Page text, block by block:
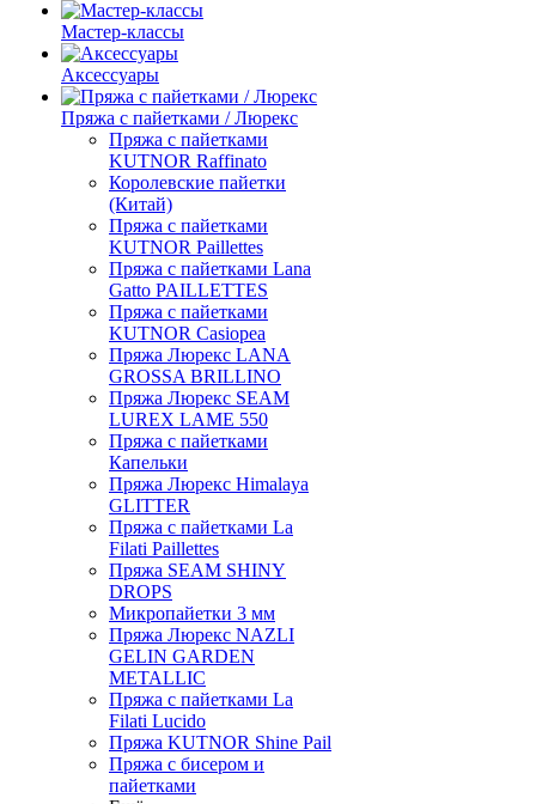
Мастер-классы
Аксессуары
Пряжа с пайетками / Люрекс
Пряжа с пайетками
KUTNOR Raffinato
Королевские пайетки
(Китай)
Пряжа с пайетками
KUTNOR Paillettes
Пряжа с пайетками Lana
Gatto PAILLETTES
Пряжа с пайетками
KUTNOR Casiopea
Пряжа Люрекс LANA
GROSSA BRILLINO
Пряжа Люрекс SEAM
LUREX LAME 550
Пряжа с пайетками
Капельки
Пряжа Люрекс Himalaya
GLITTER
Пряжа с пайетками La
Filati Paillettes
Пряжа SEAM SHINY
DROPS
Микропайетки 3 мм
Пряжа Люрекс NAZLI
GELIN GARDEN
METALLIC
Пряжа с пайетками La
Filati Lucido
Пряжа KUTNOR Shine Pail
Пряжа с бисером и
пайетками